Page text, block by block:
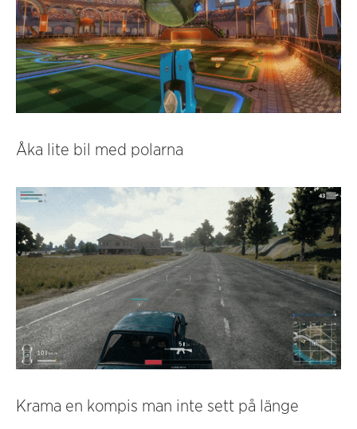
Åka lite bil med polarna
Krama en kompis man inte sett på länge